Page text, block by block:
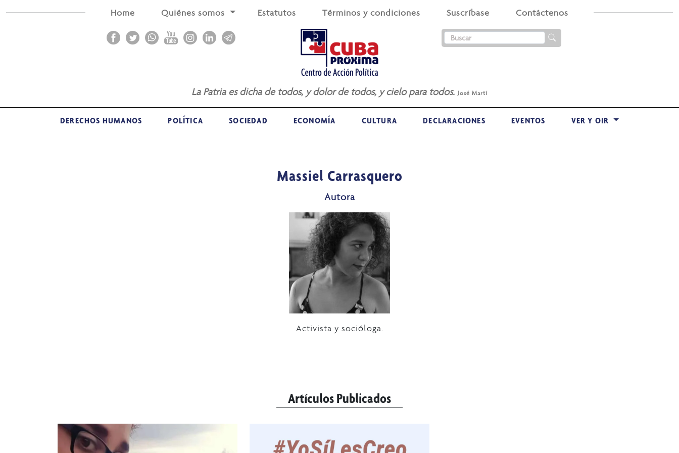
Home Quiénes somos Estatutos Términos y condiciones Suscríbase Contáctenos
La Patria es dicha de todos, y dolor de todos, y cielo para todos. José Martí
DERECHOS HUMANOS POLÍTICA SOCIEDAD ECONOMÍA CULTURA DECLARACIONES EVENTOS VER Y OIR
Massiel Carrasquero
Autora
Activista y socióloga.
Artículos Publicados